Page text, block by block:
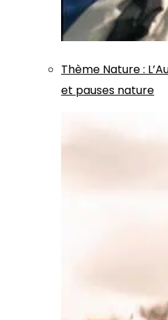
Thème Nature:
et pauses nature